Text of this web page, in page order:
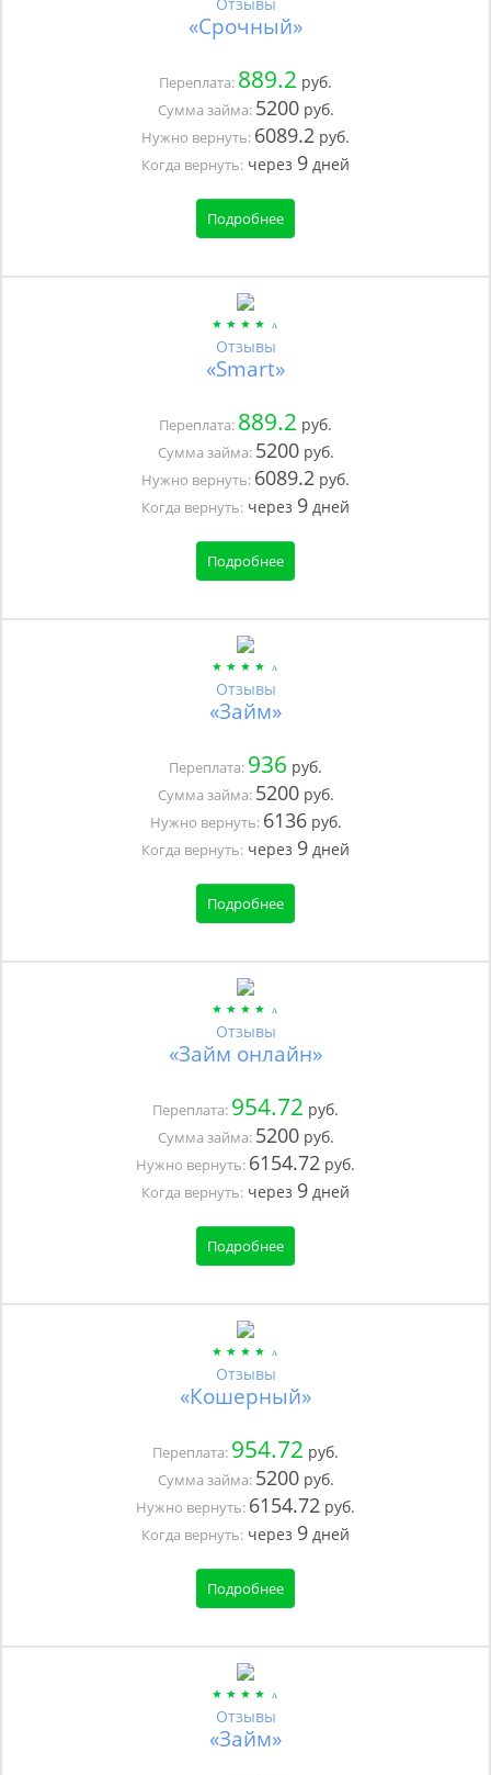
«Срочный»
Переплата: 889.2 руб.
Сумма займа: 5200руб.
Нужно вернуть: 6089.2 руб.
Когда вернуть: через 9 дней
Подробнее
Отзывы
«Smart»
Переплата: 889.2 руб.
Сумма займа: 5200руб.
Нужно вернуть: 6089.2 руб.
Когда вернуть: через 9 дней
Подробнее
Отзывы
«Займ»
Переплата: 936 руб.
Сумма займа: 5200руб.
Нужно вернуть: 6136руб.
Когда вернуть: через 9 дней
Подробнее
Отзывы
«Займ онлайн»
Переплата: 954.72 руб.
Сумма займа: 5200руб.
Нужно вернуть: 6154.72 руб.
Когда вернуть: через 9 дней
Подробнее
Отзывы
«Кошерный»
Переплата: 954.72 руб.
Сумма займа: 5200руб.
Нужно вернуть: 6154.72 руб.
Когда вернуть: через 9 дней
Подробнее
Отзывы
«Займ»